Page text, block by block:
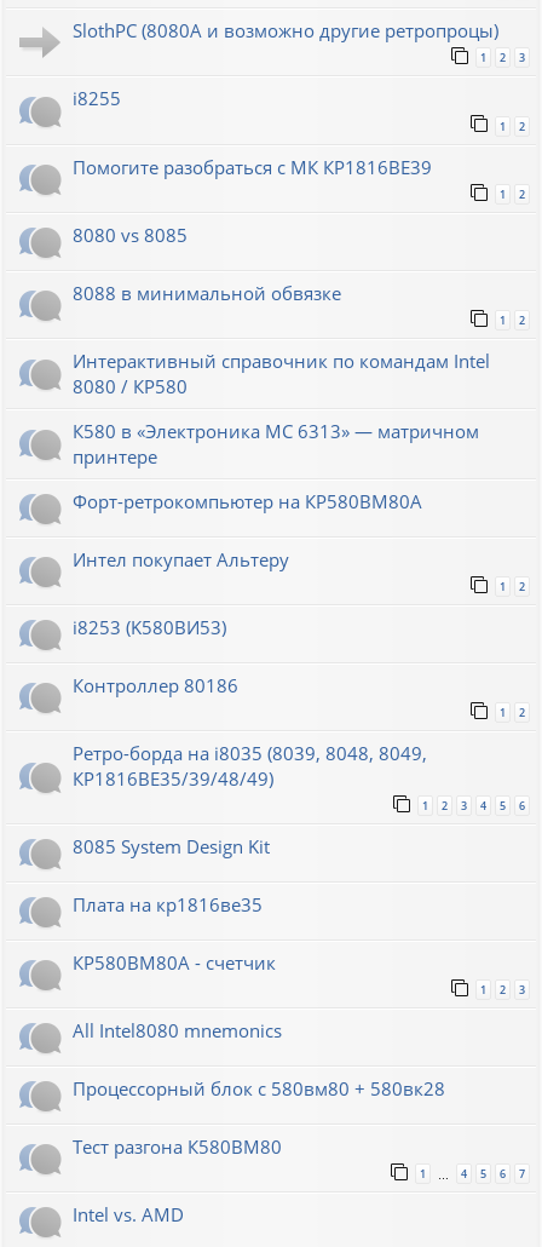
SlothPC (8080A и возможно другие ретропроцы)
1 2 3
i8255
1 2
Помогите разобраться с МК КР1816ВЕ39
1 2
8080 vs 8085
8088 в минимальной обвязке
1 2
Интерактивный справочник по командам Intel
8080 / КР580
К580 в «Электроника МС 6313» — матричном
принтере
Форт-ретрокомпьютер на КР580ВМ80А
Интел покупает Альтеру
1 2
i8253 (K580ВИ53)
Контроллер 80186
1 2
Ретро-борда на i8035 (8039, 8048, 8049,
КР1816ВЕ35/39/48/49)
1 2 3 4 5 6
8085 System Design Kit
Плата на кр1816ве35
КР580ВМ80А - счетчик
1 2 3
All Intel8080 mnemonics
Процессорный блок с 580вм80 + 580вк28
Тест разгона К580ВМ80
1 … 4 5 6 7
Intel vs. AMD